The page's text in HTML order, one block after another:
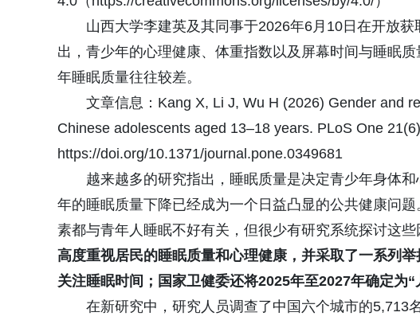
山西大学李建英及其同事于2026年6月10日在开放
出，青少年的心理健康、体重指数以及屏幕时间与睡眠
年睡眠质量往往较差。
文章信息：Kang X, Li J, Wu H (2026) Gender and
Chinese adolescents aged 13–18 years. PLoS One
https://doi.org/10.1371/journal.pone.0349681
越来越多的研究指出，睡眠质量是决定青少年身体
年的睡眠质量下降已经成为一个日益凸显的公共健康问
素都与青年人睡眠不好有关，但很少有研究系统探讨这些
高度重视居民的睡眠质量和心理健康，并采取了一系列
关注睡眠时间；国家卫健委还将2025年至2027年确定为“
在新研究中，研究人员调查了中国六个城市的5,713